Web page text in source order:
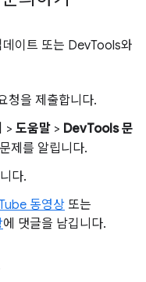
이트 또는 DevTools와
청을 제출합니다.
> 도움말 > DevTools 문
제를 알립니다.
다.
동영상 또는
에 댓글을 남깁니다.